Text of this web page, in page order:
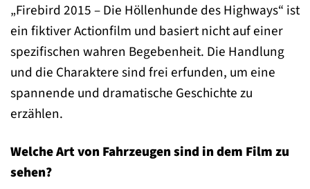
„Firebird 2015 – Die Höllenhunde des Highways“ ist
ein fiktiver Actionfilm und basiert nicht auf einer
spezifischen wahren Begebenheit. Die Handlung
und die Charaktere sind frei erfunden, um eine
spannende und dramatische Geschichte zu
erzählen.
Welche Art von Fahrzeugen sind in dem Film zu
sehen?